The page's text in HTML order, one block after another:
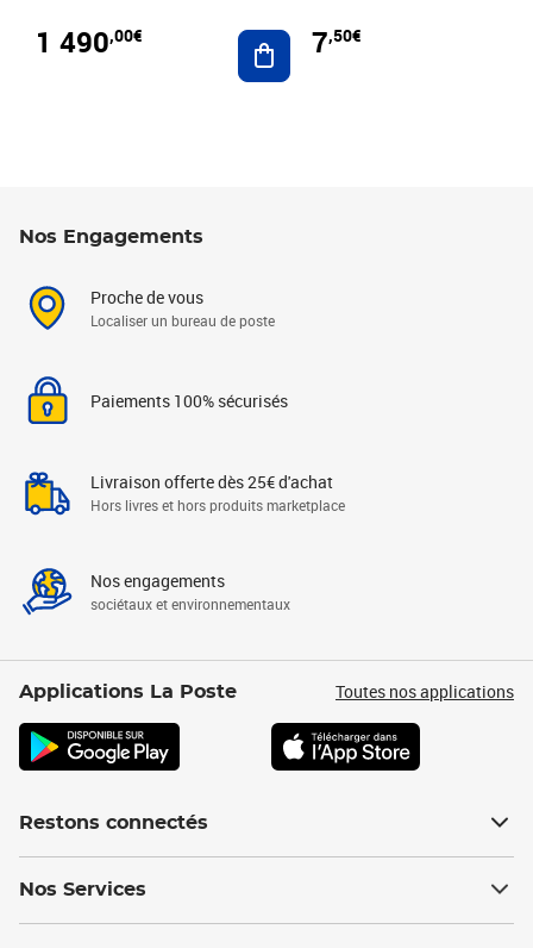
1 490,00€ Ajouter au panier
7,50€
Nos Engagements
Proche de vous
Localiser un bureau de poste
Paiements 100% sécurisés
Livraison offerte dès 25€ d'achat
Hors livres et hors produits marketplace
Nos engagements
sociétaux et environnementaux
Applications La Poste Toutes nos applications
Restons connectés
Nos Services